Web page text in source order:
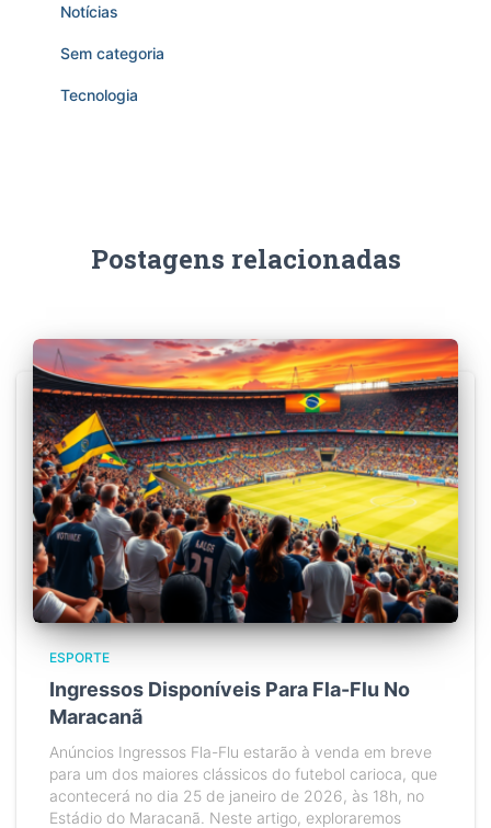
Notícias
Sem categoria
Tecnologia
Postagens relacionadas
ESPORTE
Ingressos Disponíveis Para Fla-Flu No
Maracanã
Anúncios Ingressos Fla-Flu estarão à venda em breve
para um dos maiores clássicos do futebol carioca, que
acontecerá no dia 25 de janeiro de 2026, às 18h, no
Estádio do Maracanã. Neste artigo, exploraremos